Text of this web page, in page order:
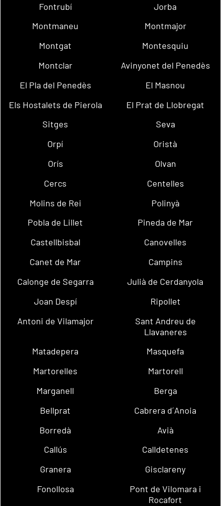
Fontrubí
Jorba
Montmaneu
Montmajor
Montgat
Montesquiu
Montclar
Avinyonet del Penedès
El Pla del Penedès
El Masnou
Els Hostalets de Pierola
El Prat de Llobregat
Sitges
Seva
Orpí
Oristà
Orís
Olvan
Cercs
Centelles
Molins de Rei
Polinyà
Pobla de Lillet
Pineda de Mar
Castellbisbal
Canovelles
Canet de Mar
Campins
Calonge de Segarra
Julià de Cerdanyola
Joan Despí
Ripollet
Antoni de Vilamajor
Sant Andreu de
Llavaneres
Matadepera
Masquefa
Martorelles
Martorell
Marganell
Berga
Bellprat
Cabrera d´Anoia
Borredà
Avià
Callús
Calldetenes
Granera
Gisclareny
Fonollosa
Pont de Vilomara i
Rocafort